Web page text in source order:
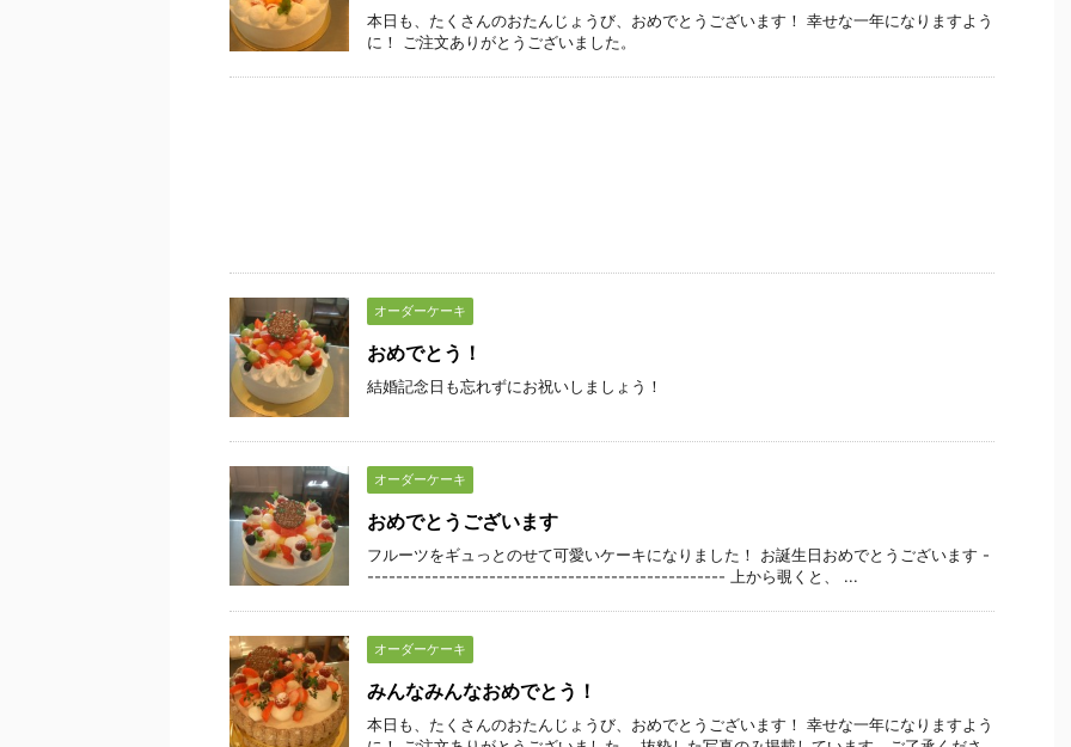
本日も、たくさんのおたんじょうび、おめでとうございます！ 幸せな一年になりますよう
に！ ご注文ありがとうございました。
オーダーケーキ
おめでとう！
結婚記念日も忘れずにお祝いしましょう！
オーダーケーキ
おめでとうございます
フルーツをギュっとのせて可愛いケーキになりました！ お誕生日おめでとうございます -
-------------------------------------------------- 上から覗くと、 ...
オーダーケーキ
みんなみんなおめでとう！
本日も、たくさんのおたんじょうび、おめでとうございます！ 幸せな一年になりますよう